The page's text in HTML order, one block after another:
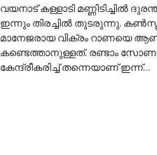
വയനാട് കള്ളാടി മണ്ണിടിച്ചില്‍
ഇന്നും തിരച്ചില്‍ തുടരുന്നു.
മാനേജരായ വിക്രം റാണയെ
കണ്ടെത്താനുള്ളത്. രണ്ടാം
കേന്ദ്രീകരിച്ച്‌ തന്നെയാണ് ഇന്ന്…